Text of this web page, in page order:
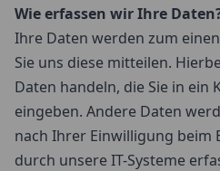
Wie erfassen wir Ihre
Ihre Daten werden zum
Sie uns diese mitteilen.
Daten handeln, die Sie in
eingeben. Andere Daten
nach Ihrer Einwilligung beim
durch unsere IT-Systeme